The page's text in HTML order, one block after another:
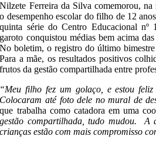
Nilzete Ferreira da Silva comemorou, na
o desempenho escolar do filho de 12
quinta série do ‪Centro Educacional
garoto conquistou médias bem acima
No boletim, o registro do último
Para a mãe, os resultados positivos
frutos da gestão compartilhada entre
“Meu filho fez um golaço, e estou feliz
Colocaram até foto dele no mural de
que trabalha como catadora em uma
gestão compartilhada, tudo mudou. A
crianças estão com mais compromisso